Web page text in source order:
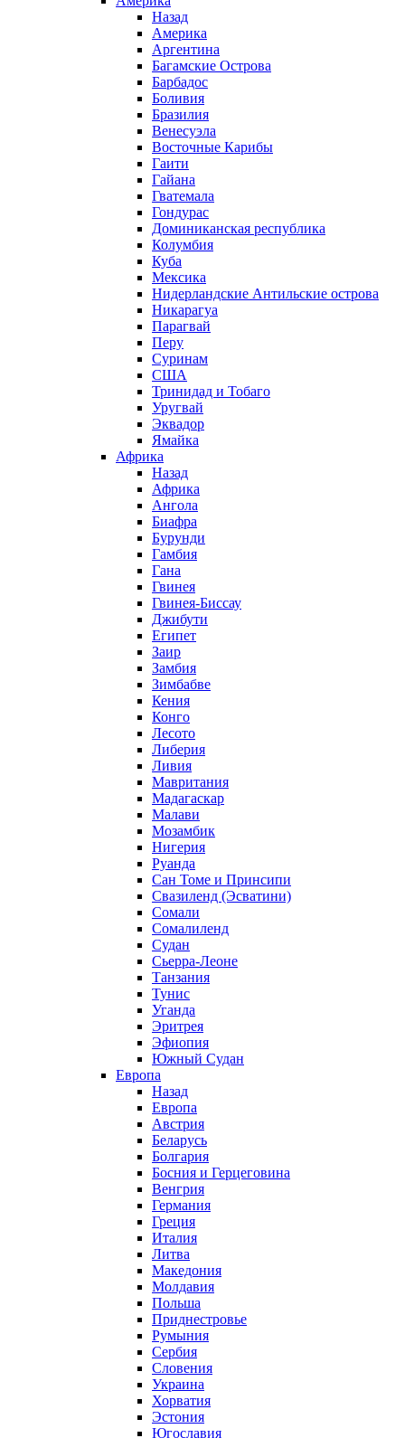
Назад
Америка
Аргентина
Багамские Острова
Барбадос
Боливия
Бразилия
Венесуэла
Восточные Карибы
Гаити
Гайана
Гватемала
Гондурас
Доминиканская республика
Колумбия
Куба
Мексика
Нидерландские Антильские острова
Никарагуа
Парагвай
Перу
Суринам
США
Тринидад и Тобаго
Уругвай
Эквадор
Ямайка
Африка
Назад
Африка
Ангола
Биафра
Бурунди
Гамбия
Гана
Гвинея
Гвинея-Биссау
Джибути
Египет
Заир
Замбия
Зимбабве
Кения
Конго
Лесото
Либерия
Ливия
Мавритания
Мадагаскар
Малави
Мозамбик
Нигерия
Руанда
Сан Томе и Принсипи
Свазиленд (Эсватини)
Сомали
Сомалиленд
Судан
Сьерра-Леоне
Танзания
Тунис
Уганда
Эритрея
Эфиопия
Южный Судан
Европа
Назад
Европа
Австрия
Беларусь
Болгария
Босния и Герцеговина
Венгрия
Германия
Греция
Италия
Литва
Македония
Молдавия
Польша
Приднестровье
Румыния
Сербия
Словения
Украина
Хорватия
Эстония
Югославия